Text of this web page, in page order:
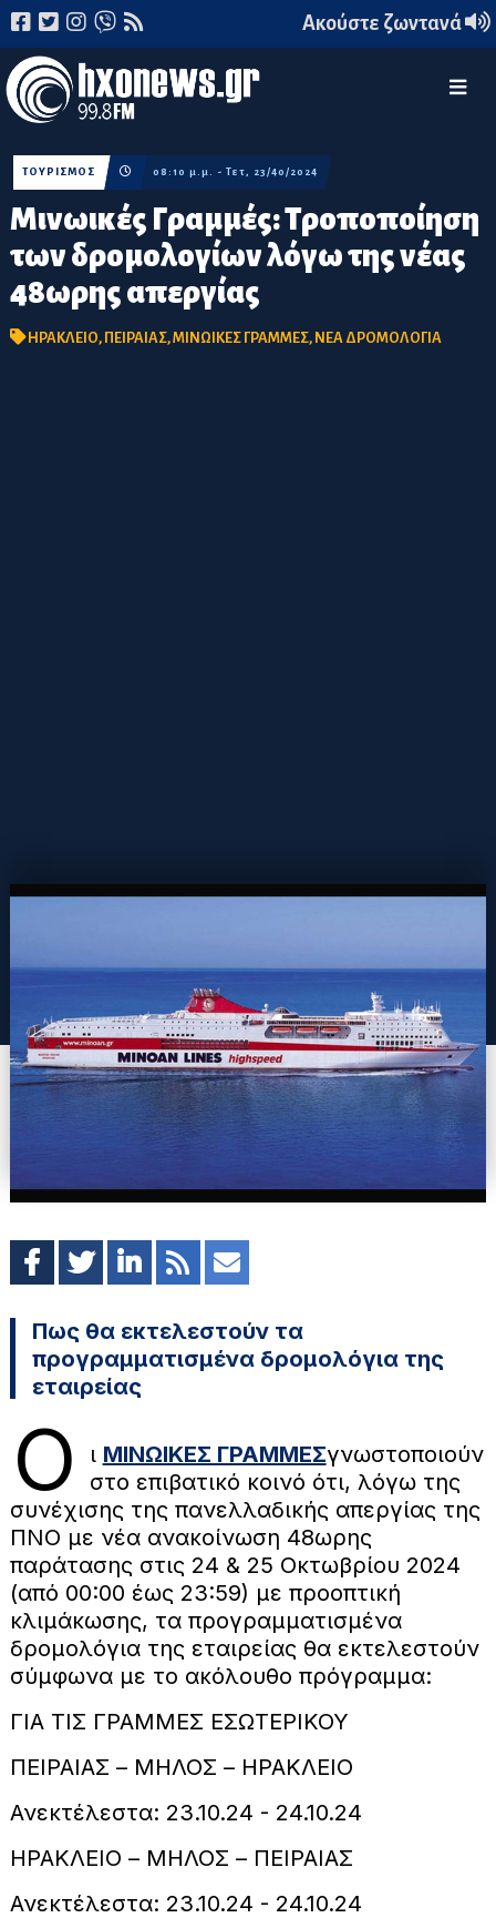
Ακούστε ζωντανά
Μινωικές Γραμμές: Τροποποίηση
των δρομολογίων λόγω της νέας
48ωρης απεργίας
ΤΟΥΡΙΣΜΟΣ 08:10 μ.μ. - Τετ, 23/40/2024
ΗΡΑΚΛΕΙΟ, ΠΕΙΡΑΙΑΣ,ΜΙΝΩΙΚΕΣ ΓΡΑΜΜΕΣ, ΝΕΑ ΔΡΟΜΟΛΟΓΙΑ
Πως θα εκτελεστούν τα
προγραμματισμένα δρομολόγια της
εταιρείας
Ο ι ΜΙΝΩΙΚΕΣ ΓΡΑΜΜΕΣγνωστοποιούν
στο επιβατικό κοινό ότι, λόγω της
συνέχισης της πανελλαδικής απεργίας της
ΠΝΟ με νέα ανακοίνωση 48ωρης
παράτασης στις 24 & 25 Οκτωβρίου 2024
(από 00:00 έως 23:59) με προοπτική
κλιμάκωσης, τα προγραμματισμένα
δρομολόγια της εταιρείας θα εκτελεστούν
σύμφωνα με το ακόλουθο πρόγραμμα:
ΓΙΑ ΤΙΣ ΓΡΑΜΜΕΣ ΕΣΩΤΕΡΙΚΟΥ
ΠΕΙΡΑΙΑΣ – ΜΗΛΟΣ – ΗΡΑΚΛΕΙΟ
Ανεκτέλεστα: 23.10.24 - 24.10.24
ΗΡΑΚΛΕΙΟ – ΜΗΛΟΣ – ΠΕΙΡΑΙΑΣ
Ανεκτέλεστα: 23.10.24 - 24.10.24